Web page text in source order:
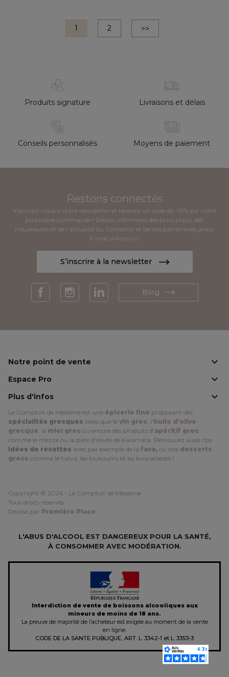
1 2 >>
Produits signature Livraisons et délais
Conseils personnalisés Moyens de paiement
Restons connectés
Inscrivez-vous à notre newsletter et recevez un code de -10% sur votre
prochaine commande ! Restez informé(e) des bons plans, des
nouveautés et de l’actualité du Comptoir et de nos partenaires grecs.
Páme (Allons-y) !
S’inscrire à la newsletter
Blog
Notre point de vente 
Espace Pro 
Plus d'infos 
Le Comptoir de Messénie est une épicerie fine proposant des
spécialités grecques telles que le vin grec, l'huile d'olive
grecque, le miel grec ou encore des produits d'apéritif grec
comme le mezzé ou la pâte d'olives de Kalamata. Retrouvez aussi nos
idées de recettes avec par exemple de la fava, ou nos desserts
grecs comme le halva, les loukoums et les kourabiedes !
Copyright © 2026 - Le Comptoir de Messénie
Tous droits réservés.
Réalisé par Première Place
L'ABUS D'ALCOOL EST DANGEREUX POUR LA SANTÉ,
À CONSOMMER AVEC MODÉRATION.
Interdiction de vente de boissons alcooliques aux
mineurs de moins de 18 ans.
La preuve de majorité de l’acheteur est exigée au moment de la vente
en ligne.
CODE DE LA SANTE PUBLIQUE, ART. L. 3342-1 et L. 3353-3